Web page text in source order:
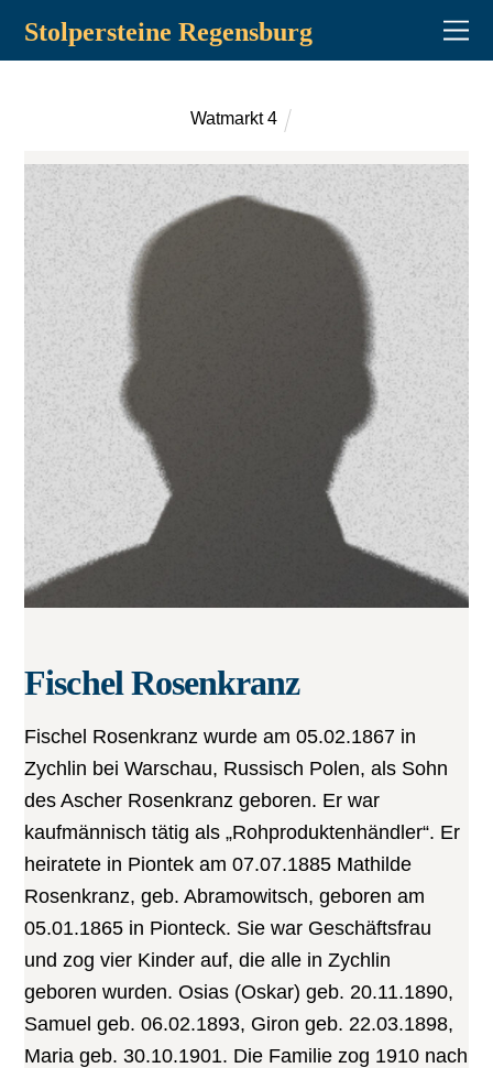
Stolpersteine Regensburg
Watmarkt 4
Fischel Rosenkranz
Fischel Rosenkranz wurde am 05.02.1867 in
Zychlin bei Warschau, Russisch Polen, als Sohn
des Ascher Rosenkranz geboren. Er war
kaufmännisch tätig als „Rohproduktenhändler“. Er
heiratete in Piontek am 07.07.1885 Mathilde
Rosenkranz, geb. Abramowitsch, geboren am
05.01.1865 in Pionteck. Sie war Geschäftsfrau
und zog vier Kinder auf, die alle in Zychlin
geboren wurden. Osias (Oskar) geb. 20.11.1890,
Samuel geb. 06.02.1893, Giron geb. 22.03.1898,
Maria geb. 30.10.1901. Die Familie zog 1910 nach